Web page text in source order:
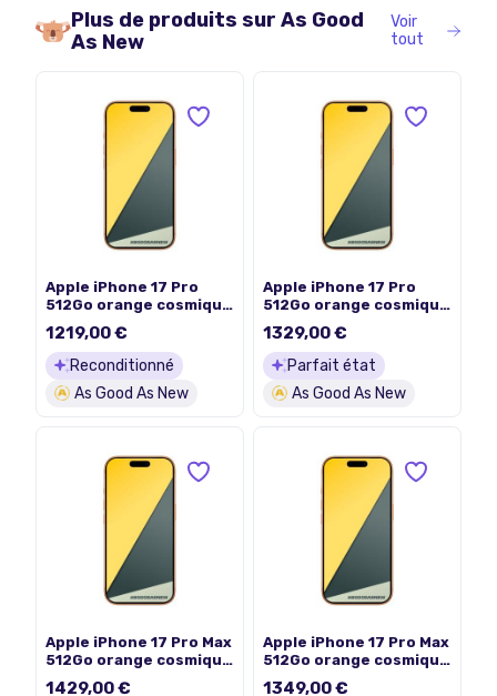
Plus de produits sur As Good
As New
Voir
tout
Apple iPhone 17 Pro
512Go orange cosmique
1219,00 €
Reconditionné
As Good As New
Apple iPhone 17 Pro
512Go orange cosmique
1329,00 €
Parfait état
As Good As New
Apple iPhone 17 Pro Max
512Go orange cosmique
1429,00 €
Apple iPhone 17 Pro Max
512Go orange cosmique
1349,00 €